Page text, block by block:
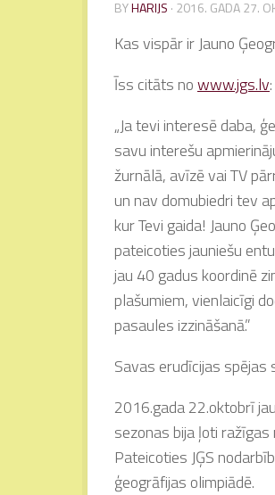
BYHARIJS · 2016. GADA 27.
Kas vispār ir Jauno
Īss citāts nowww.jgs.lv:
„Ja tevi interesē daba,
savu interešu
žurnālā, avīzē vai TV
un nav domubiedri tev
kur Tevi gaida! Jauno
pateicoties jauniešu
jau 40 gadus koordinē
plašumiem, vienlaicīgi
pasaules izzināšanā.”
Savas erudīcijas spējas
2016.gada 22.oktobrī
sezonas bija ļoti
Pateicoties JĢS
ģeogrāfijas olimpiādē.